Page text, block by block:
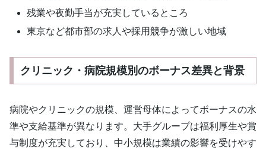
残業や夜勤手当が充実しているところ
東京など都市部の求人や採用競争が激しい地域
クリニック・病院規模別のボーナス差異と背景
病院やクリニックの規模、運営母体によってボーナスの水
準や支給基準が異なります。大手グループは福利厚生や賞
与制度が充実しており、中小規模は業績の影響を受けやす